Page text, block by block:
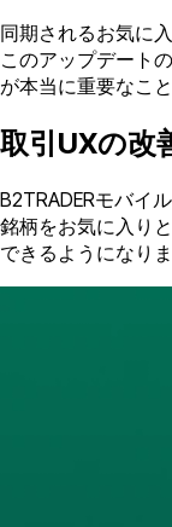
同期されるお気に
このアップデート
が本当に重要なこ
取引UXの改
B2TRADERモバイ
銘柄をお気に入り
できるようになりま